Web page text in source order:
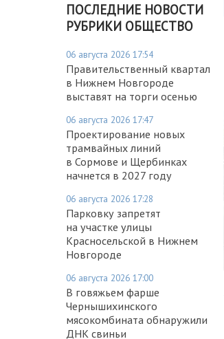
ПОСЛЕДНИЕ НОВОСТИ
РУБРИКИ ОБЩЕСТВО
06 августа 2026 17:54
Правительственный квартал
в Нижнем Новгороде
выставят на торги осенью
06 августа 2026 17:47
Проектирование новых
трамвайных линий
в Сормове и Щербинках
начнется в 2027 году
06 августа 2026 17:28
Парковку запретят
на участке улицы
Красносельской в Нижнем
Новгороде
06 августа 2026 17:00
В говяжьем фарше
Чернышихинского
мясокомбината обнаружили
ДНК свиньи